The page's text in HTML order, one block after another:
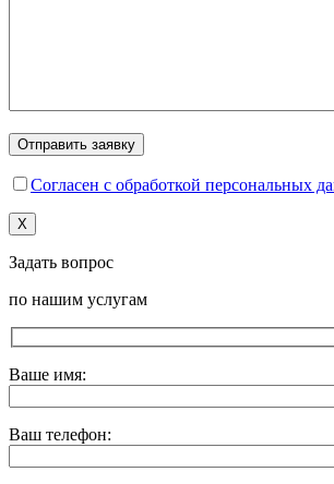
Согласен с обработкой персональных
X
Задать вопрос
по нашим услугам
Ваше имя:
Ваш телефон: